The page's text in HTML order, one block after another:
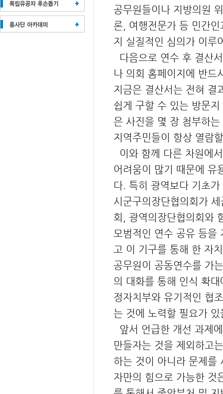
공무원들이나 지방의원
론, 여행전문가 등 민간
지 실질적인 심의가 이루
다음으로 연수 후 결산
나 의회 홈페이지에 반드
지금은 결산서는 전혀 결
쉽게 구할 수 있는 방문
은 사진을 몇 장 첨부하
지역주민들이 항상 열람
이와 함께 다른 차원에
어려움이 많기 때문에 유
다. 특히 광역보다 기초
시군구의장단협의회가
회, 광역의장단협의회와
모범적인 연수 공유 등을
고 이 기구를 통해 한 자
공무원이 공동연수를 가
의 대화를 통해 인식 확
정자치부와 유기적인 협
는 것에 노력할 필요가 있
앞서 언급한 개선 과제
만들자는 것을 제외하고
하는 것이 아니라 문제를
자만의 힘으로 가능한 것